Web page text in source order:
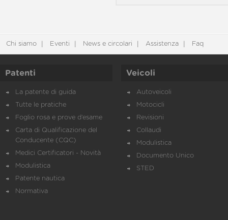
Chi siamo Eventi News e circolari Assistenza Faq
Patenti
La patente di guida
Tutte le pratiche
Foglio rosa e prove d’esame
Carta di Qualificazione del
Conducente (CQC)
Medici Certificatori - Novità
Modulistica
Patente nautica
Normativa
Veicoli
Autoveicoli
Motocicli
Revisioni
Collaudi
Modulistica
Documento Unico
STED